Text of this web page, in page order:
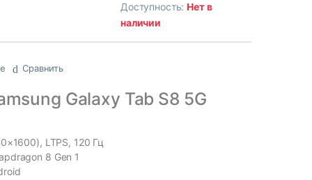
Доступность:Нет в
наличии
Сравнить
Galaxy Tab S8 5G
LTPS, 120 Гц
8 Gen 1